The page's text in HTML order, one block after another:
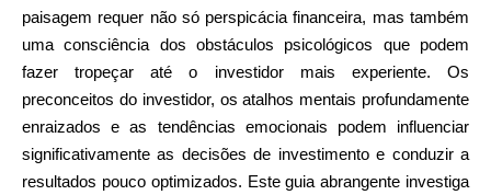
Seleção de Marca
Calculadoras
paisagem requer não só perspicácia financeira, mas também
uma consciência dos obstáculos psicológicos que podem
fazer tropeçar até o investidor mais experiente. Os
preconceitos do investidor, os atalhos mentais profundamente
enraizados e as tendências emocionais podem influenciar
significativamente as decisões de investimento e conduzir a
resultados pouco optimizados. Este guia abrangente investiga